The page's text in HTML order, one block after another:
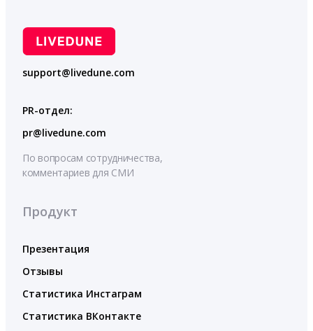
support@livedune.com
PR-отдел:
pr@livedune.com
По вопросам сотрудничества,
комментариев для СМИ
Продукт
Презентация
Отзывы
Статистика Инстаграм
Статистика ВКонтакте